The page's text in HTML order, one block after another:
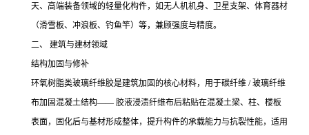
天、高端装备领域的轻量化构件，如无人机机身、卫星支架、体育器材
（滑雪板、冲浪板、钓鱼竿）等，兼顾强度与精度。
二、 建筑与建材领域
结构加固与修补
环氧树脂类玻璃纤维胶是建筑加固的核心材料，用于碳纤维 / 玻璃纤维
布加固混凝土结构—— 胶液浸渍纤维布后粘贴在混凝土梁、柱、楼板
表面，固化后与基材形成整体，提升构件的承载能力与抗裂性能，适用